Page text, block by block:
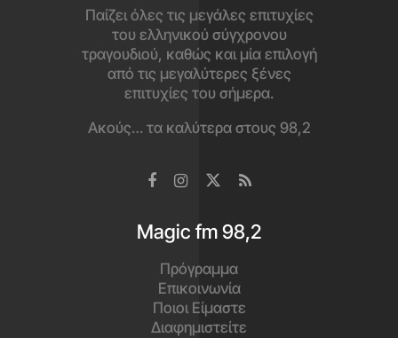
Παίζει όλες τις μεγάλες επιτυχίες
του ελληνικού σύγχρονου
τραγουδιού, καθώς και μία επιλογή
από τις μεγαλύτερες ξένες
επιτυχίες του σήμερα.
Ακούς… τα καλύτερα στους 98,2
Magic fm 98,2
Πρόγραμμα
Επικοινωνία
Ποιοι Είμαστε
Διαφημιστείτε